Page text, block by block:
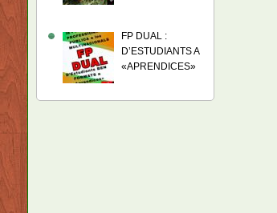
FP DUAL :
D’ESTUDIANTS A
«APRENDICES»